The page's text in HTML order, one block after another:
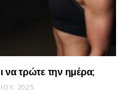
τρώτε την ημέρα;
2025